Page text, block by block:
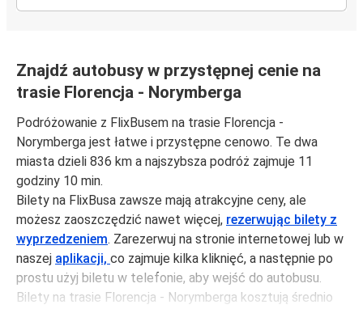
Znajdź autobusy w przystępnej cenie na
trasie Florencja - Norymberga
Podróżowanie z FlixBusem na trasie Florencja -
Norymberga jest łatwe i przystępne cenowo. Te dwa
miasta dzieli 836 km a najszybsza podróż zajmuje 11
godziny 10 min.
Bilety na FlixBusa zawsze mają atrakcyjne ceny, ale
możesz zaoszczędzić nawet więcej, rezerwując bilety z
wyprzedzeniem. Zarezerwuj na stronie internetowej lub w
naszej aplikacji, co zajmuje kilka kliknięć, a następnie po
prostu użyj biletu w telefonie, aby wejść do autobusu.
Bilety na trasie Florencja - Norymberga kosztują średnio